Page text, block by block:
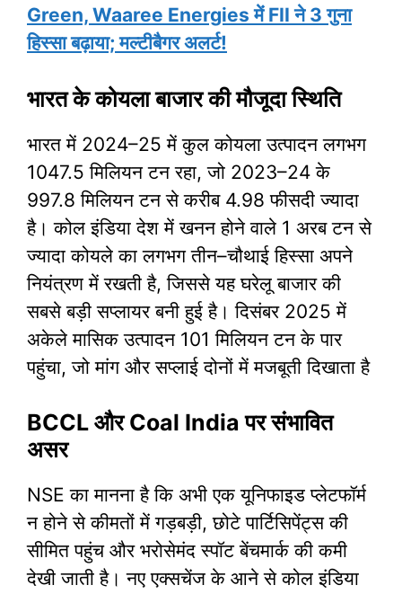
Green, Waaree Energies में FII ने 3 गुना
हिस्सा बढ़ाया; मल्टीबैगर अलर्ट!
भारत के कोयला बाजार की मौजूदा स्थिति
भारत में 2024–25 में कुल कोयला उत्पादन लगभग
1047.5 मिलियन टन रहा, जो 2023–24 के
997.8 मिलियन टन से करीब 4.98 फीसदी ज्यादा
है। कोल इंडिया देश में खनन होने वाले 1 अरब टन से
ज्यादा कोयले का लगभग तीन–चौथाई हिस्सा अपने
नियंत्रण में रखती है, जिससे यह घरेलू बाजार की
सबसे बड़ी सप्लायर बनी हुई है। दिसंबर 2025 में
अकेले मासिक उत्पादन 101 मिलियन टन के पार
पहुंचा, जो मांग और सप्लाई दोनों में मजबूती दिखाता है
BCCL और Coal India पर संभावित
असर
NSE का मानना है कि अभी एक यूनिफाइड प्लेटफॉर्म
न होने से कीमतों में गड़बड़ी, छोटे पार्टिसिपेंट्स की
सीमित पहुंच और भरोसेमंद स्पॉट बेंचमार्क की कमी
देखी जाती है। नए एक्सचेंज के आने से कोल इंडिया